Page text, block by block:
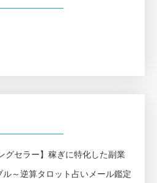
グセラー】稼ぎに特化した副業
～逆算タロット占いメール鑑定